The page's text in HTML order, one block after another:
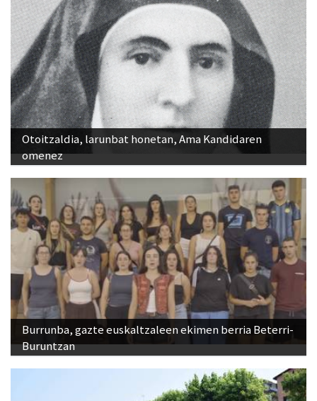
Otoitzaldia, larunbat honetan, Ama Kandidaren
omenez
Burrunba, gazte euskaltzaleen ekimen berria Beterri-
Buruntzan